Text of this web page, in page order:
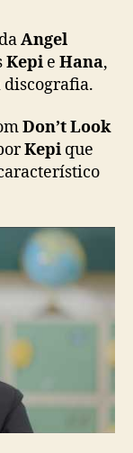
g
e
l
i
s
e
a
n
g
Angel
Kepi e Hana,
discografia.
Don’t Look
Kepi que